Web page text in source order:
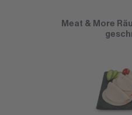
Meat & More